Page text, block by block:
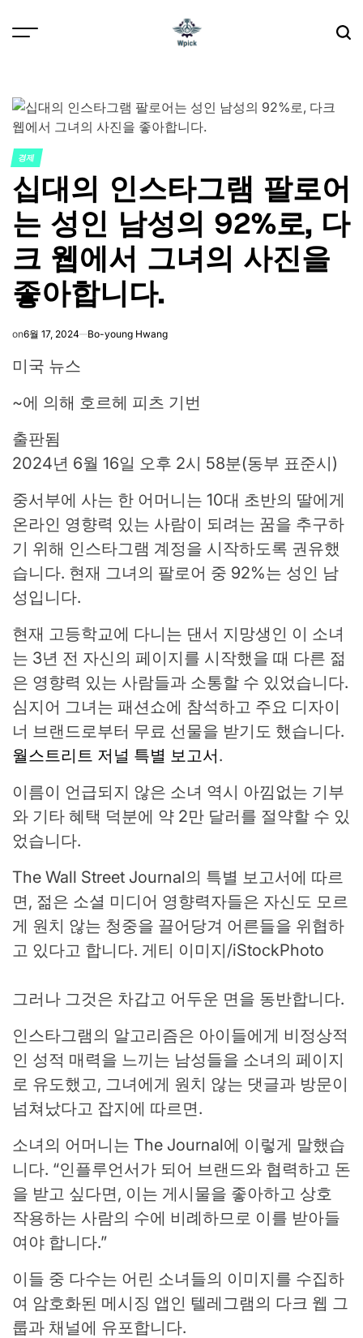
POSTED
IN
경제
십대의 인스타그램 팔로어
는 성인 남성의 92%로, 다
크 웹에서 그녀의 사진을
좋아합니다.
on6월 17, 2024 Bo-young Hwang
미국 뉴스
~에 의해 호르헤 피츠 기번
출판됨
2024년 6월 16일 오후 2시 58분(동부 표준시)
중서부에 사는 한 어머니는 10대 초반의 딸에게
온라인 영향력 있는 사람이 되려는 꿈을 추구하
기 위해 인스타그램 계정을 시작하도록 권유했
습니다. 현재 그녀의 팔로어 중 92%는 성인 남
성입니다.
현재 고등학교에 다니는 댄서 지망생인 이 소녀
는 3년 전 자신의 페이지를 시작했을 때 다른 젊
은 영향력 있는 사람들과 소통할 수 있었습니다.
심지어 그녀는 패션쇼에 참석하고 주요 디자이
너 브랜드로부터 무료 선물을 받기도 했습니다.
월스트리트 저널 특별 보고서.
이름이 언급되지 않은 소녀 역시 아낌없는 기부
와 기타 혜택 덕분에 약 2만 달러를 절약할 수 있
었습니다.
The Wall Street Journal의 특별 보고서에 따르
면, 젊은 소셜 미디어 영향력자들은 자신도 모르
게 원치 않는 청중을 끌어당겨 어른들을 위협하
고 있다고 합니다. 게티 이미지/iStockPhoto
그러나 그것은 차갑고 어두운 면을 동반합니다.
인스타그램의 알고리즘은 아이들에게 비정상적
인 성적 매력을 느끼는 남성들을 소녀의 페이지
로 유도했고, 그녀에게 원치 않는 댓글과 방문이
넘쳐났다고 잡지에 따르면.
소녀의 어머니는 The Journal에 이렇게 말했습
니다. “인플루언서가 되어 브랜드와 협력하고 돈
을 받고 싶다면, 이는 게시물을 좋아하고 상호
작용하는 사람의 수에 비례하므로 이를 받아들
여야 합니다.”
이들 중 다수는 어린 소녀들의 이미지를 수집하
여 암호화된 메시징 앱인 텔레그램의 다크 웹 그
룹과 채널에 유포합니다.